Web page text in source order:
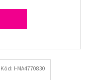
Kód: I-MA4770830